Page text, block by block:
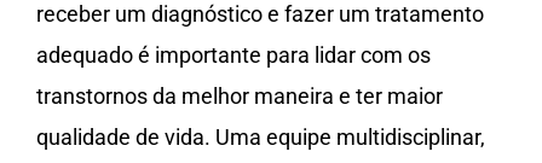
receber um diagnóstico e fazer um tratamento
adequado é importante para lidar com os
transtornos da melhor maneira e ter maior
qualidade de vida. Uma equipe multidisciplinar,